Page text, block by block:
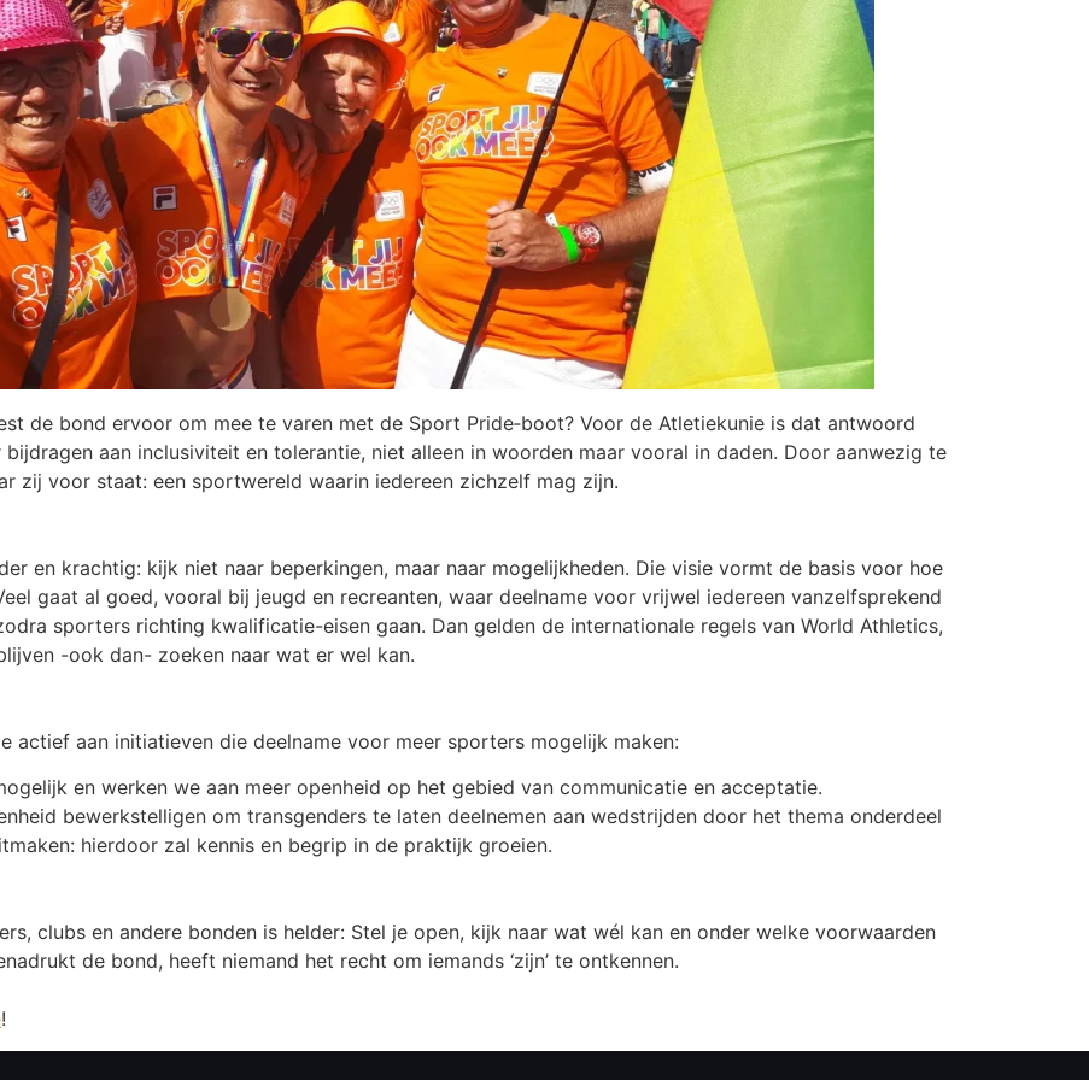
de bond ervoor om mee te varen met de Sport Pride‑boot? Voor de Atletiekunie is dat antwoord
aan inclusiviteit en tolerantie, niet alleen in woorden maar vooral in daden. Door aanwezig te
zij voor staat: een sportwereld waarin iedereen zichzelf mag zijn.
en krachtig: kijk niet naar beperkingen, maar naar mogelijkheden. Die visie vormt de basis voor hoe
gaat al goed, vooral bij jeugd en recreanten, waar deelname voor vrijwel iedereen vanzelfsprekend
sporters richting kwalificatie-eisen gaan. Dan gelden de internationale regels van World Athletics,
-ook dan- zoeken naar wat er wel kan.
actief aan initiatieven die deelname voor meer sporters mogelijk maken:
en werken we aan meer openheid op het gebied van communicatie en acceptatie.
bewerkstelligen om transgenders te laten deelnemen aan wedstrijden door het thema onderdeel
hierdoor zal kennis en begrip in de praktijk groeien.
clubs en andere bonden is helder: Stel je open, kijk naar wat wél kan en onder welke voorwaarden
de bond, heeft niemand het recht om iemands ‘zijn’ te ontkennen.
!